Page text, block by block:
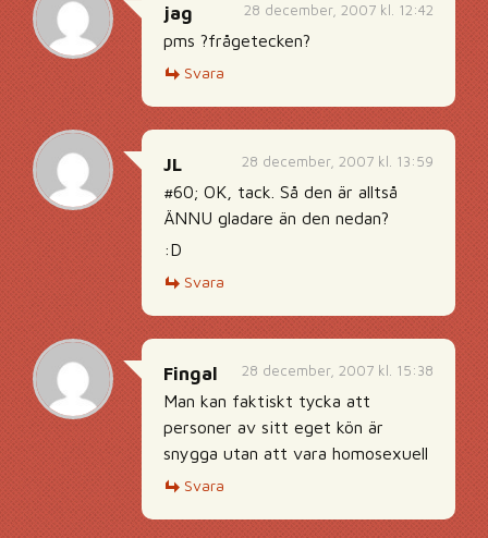
28 december, 2007 kl. 12:42
jag
pms ?frågetecken?
Svara
28 december, 2007 kl. 13:59
JL
#60; OK, tack. Så den är alltså
ÄNNU gladare än den nedan?
:D
Svara
28 december, 2007 kl. 15:38
Fingal
Man kan faktiskt tycka att
personer av sitt eget kön är
snygga utan att vara homosexuell
Svara